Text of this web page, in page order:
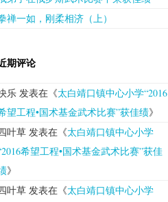
禅一如，刚柔相济（上）
期评论
乐 发表在《太白靖口镇中心小学“2016
望工程•国术基金武术比赛”获佳绩》
叶草 发表在《太白靖口镇中心小学
希望工程•国术基金武术比赛”获佳
》
叶草 发表在《太白靖口镇中心小学